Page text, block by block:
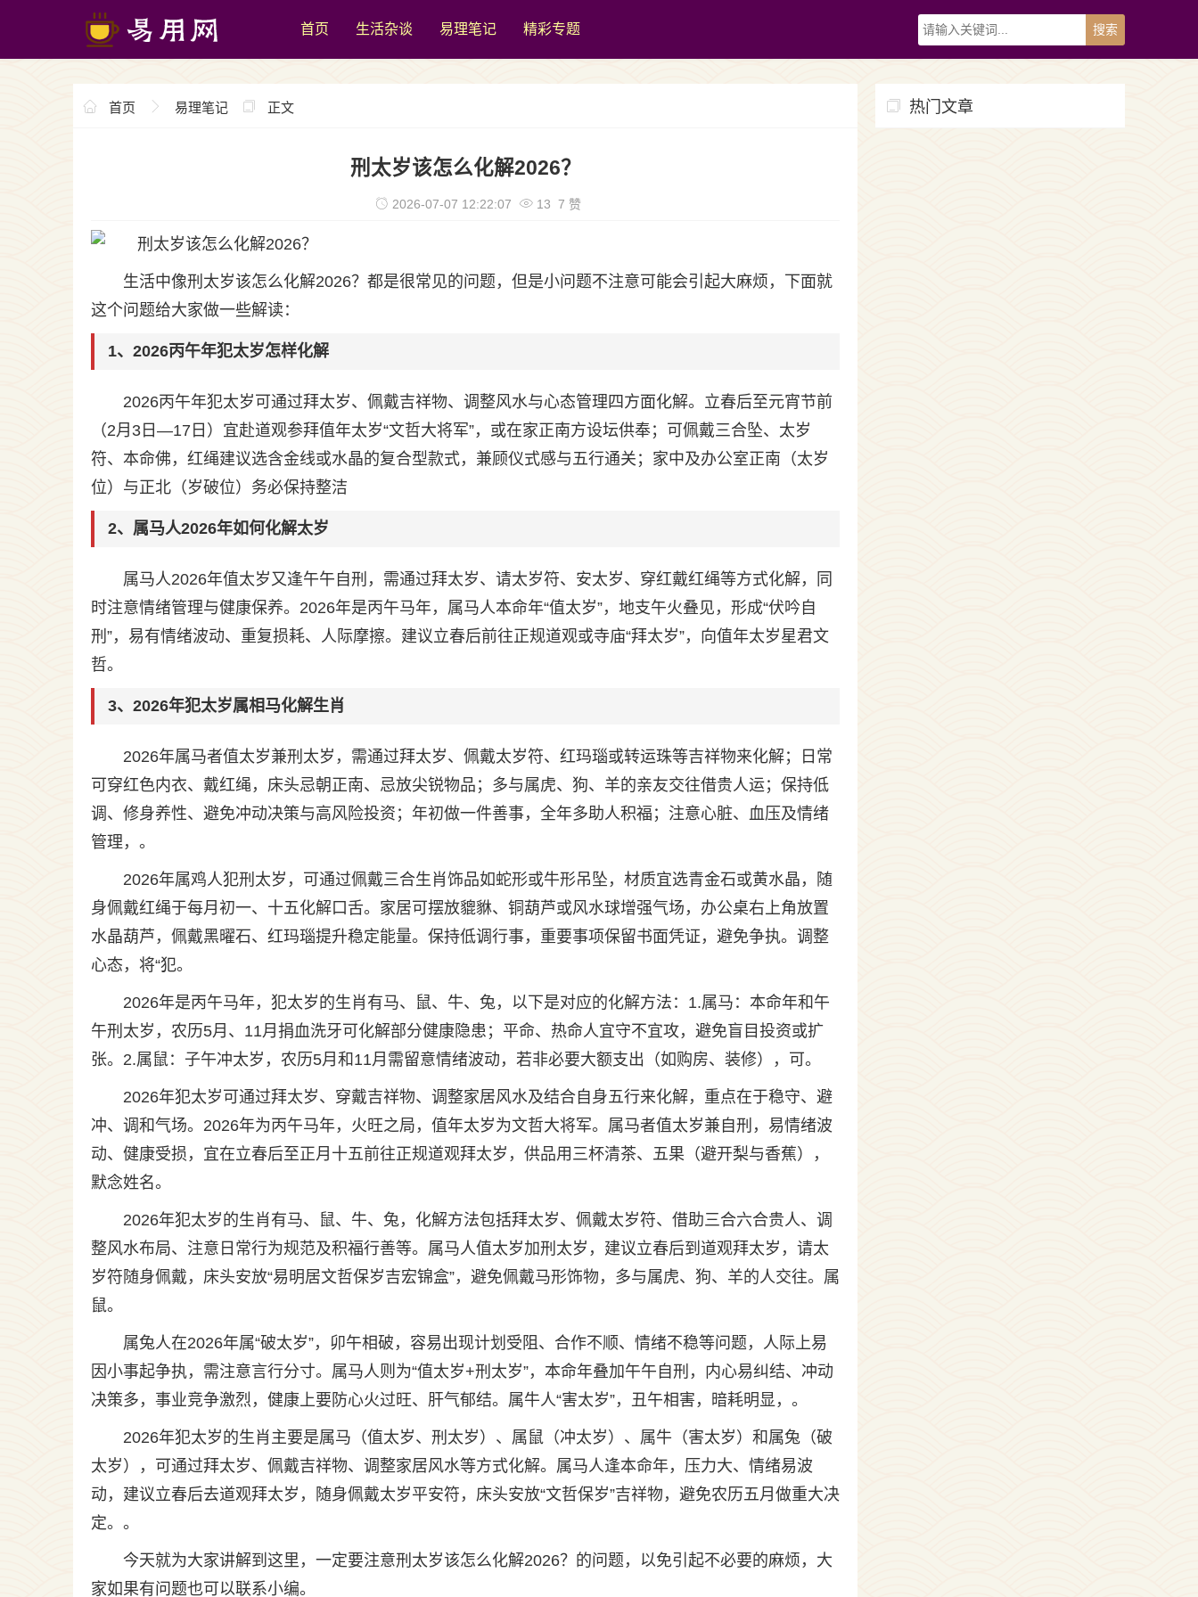
首页 生活杂谈 易理笔记 精彩专题
首页 易理笔记 正文
刑太岁该怎么化解2026？
2026-07-07 12:22:07 13 7 赞
生活中像刑太岁该怎么化解2026？都是很常见的问题，但是小问题不注意可能会引起大麻烦，下面就
这个问题给大家做一些解读：
1、2026丙午年犯太岁怎样化解
2026丙午年犯太岁可通过拜太岁、佩戴吉祥物、调整风水与心态管理四方面化解。立春后至元宵节前
（2月3日—17日）宜赴道观参拜值年太岁“文哲大将军”，或在家正南方设坛供奉；可佩戴三合坠、太岁
符、本命佛，红绳建议选含金线或水晶的复合型款式，兼顾仪式感与五行通关；家中及办公室正南（太岁
位）与正北（岁破位）务必保持整洁
2、属马人2026年如何化解太岁
属马人2026年值太岁又逢午午自刑，需通过拜太岁、请太岁符、安太岁、穿红戴红绳等方式化解，同
时注意情绪管理与健康保养。2026年是丙午马年，属马人本命年“值太岁”，地支午火叠见，形成“伏吟自
刑”，易有情绪波动、重复损耗、人际摩擦。建议立春后前往正规道观或寺庙“拜太岁”，向值年太岁星君文
哲。
3、2026年犯太岁属相马化解生肖
2026年属马者值太岁兼刑太岁，需通过拜太岁、佩戴太岁符、红玛瑙或转运珠等吉祥物来化解；日常
可穿红色内衣、戴红绳，床头忌朝正南、忌放尖锐物品；多与属虎、狗、羊的亲友交往借贵人运；保持低
调、修身养性、避免冲动决策与高风险投资；年初做一件善事，全年多助人积福；注意心脏、血压及情绪
管理，。
2026年属鸡人犯刑太岁，可通过佩戴三合生肖饰品如蛇形或牛形吊坠，材质宜选青金石或黄水晶，随
身佩戴红绳于每月初一、十五化解口舌。家居可摆放貔貅、铜葫芦或风水球增强气场，办公桌右上角放置
水晶葫芦，佩戴黑曜石、红玛瑙提升稳定能量。保持低调行事，重要事项保留书面凭证，避免争执。调整
心态，将“犯。
2026年是丙午马年，犯太岁的生肖有马、鼠、牛、兔，以下是对应的化解方法：1.属马：本命年和午
午刑太岁，农历5月、11月捐血洗牙可化解部分健康隐患；平命、热命人宜守不宜攻，避免盲目投资或扩
张。2.属鼠：子午冲太岁，农历5月和11月需留意情绪波动，若非必要大额支出（如购房、装修），可。
2026年犯太岁可通过拜太岁、穿戴吉祥物、调整家居风水及结合自身五行来化解，重点在于稳守、避
冲、调和气场。2026年为丙午马年，火旺之局，值年太岁为文哲大将军。属马者值太岁兼自刑，易情绪波
动、健康受损，宜在立春后至正月十五前往正规道观拜太岁，供品用三杯清茶、五果（避开梨与香蕉），
默念姓名。
2026年犯太岁的生肖有马、鼠、牛、兔，化解方法包括拜太岁、佩戴太岁符、借助三合六合贵人、调
整风水布局、注意日常行为规范及积福行善等。属马人值太岁加刑太岁，建议立春后到道观拜太岁，请太
岁符随身佩戴，床头安放“易明居文哲保岁吉宏锦盒”，避免佩戴马形饰物，多与属虎、狗、羊的人交往。属
鼠。
属兔人在2026年属“破太岁”，卯午相破，容易出现计划受阻、合作不顺、情绪不稳等问题，人际上易
因小事起争执，需注意言行分寸。属马人则为“值太岁+刑太岁”，本命年叠加午午自刑，内心易纠结、冲动
决策多，事业竞争激烈，健康上要防心火过旺、肝气郁结。属牛人“害太岁”，丑午相害，暗耗明显，。
2026年犯太岁的生肖主要是属马（值太岁、刑太岁）、属鼠（冲太岁）、属牛（害太岁）和属兔（破
太岁），可通过拜太岁、佩戴吉祥物、调整家居风水等方式化解。属马人逢本命年，压力大、情绪易波
动，建议立春后去道观拜太岁，随身佩戴太岁平安符，床头安放“文哲保岁”吉祥物，避免农历五月做重大决
定。。
今天就为大家讲解到这里，一定要注意刑太岁该怎么化解2026？的问题，以免引起不必要的麻烦，大
家如果有问题也可以联系小编。
热门文章